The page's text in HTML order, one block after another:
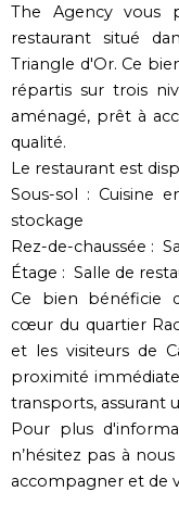
The Agency vous
restaurant situé
Triangle d'Or. Ce
répartis sur trois
aménagé, prêt à
qualité.
Le restaurant est
Sous-sol : Cuisine
stockage
Rez-de-chaussée :
Étage : Salle de
Ce bien bénéficie
cœur du quartier
et les visiteurs de
proximité
transports, assurant
Pour plus
n’hésitez pas à
accompagner et de